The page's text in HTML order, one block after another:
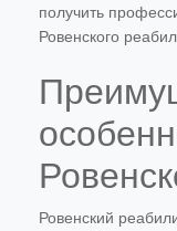
получить
Ровенского
Ровенский